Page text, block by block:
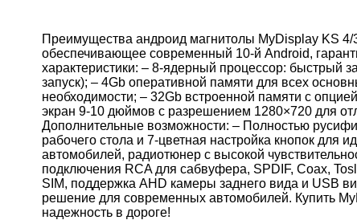
Преимущества андроид магнитолы MyDisplay KS
обеспечивающее современный 10‑й Android,
характеристики: – 8‑ядерный процессор: быстрый
запуск); – 4Gb оперативной памяти для всех
необходимости; – 32Gb встроенной памяти с
экран 9‑10 дюймов с разрешением 1280×720 для
Дополнительные возможности: – Полностью
рабочего стола и 7‑цветная настройка кнопок для
автомобилей, радиотюнер с высокой
подключения RCA для сабвуфера, SPDIF, Coax,
SIM, поддержка AHD камеры заднего вида и USB
решение для современных автомобилей. Купить
надежность в дороге!